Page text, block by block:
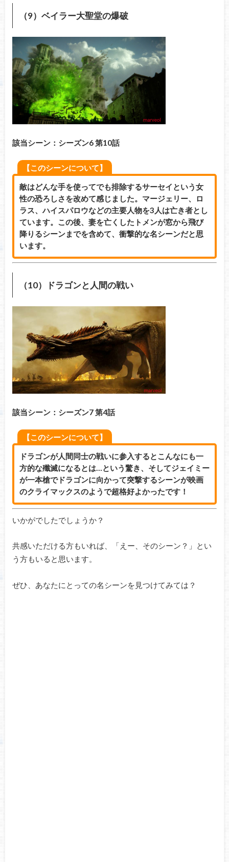
（9）ベイラー大聖堂の爆破
該当シーン：シーズン6 第10話
【このシーンについて】
敵はどんな手を使ってでも排除するサーセイという女
性の恐ろしさを改めて感じました。マージェリー、ロ
ラス、ハイスパロウなどの主要人物を3人は亡き者とし
ています。この後、妻を亡くしたトメンが窓から飛び
降りるシーンまでを含めて、衝撃的な名シーンだと思
います。
（10）ドラゴンと人間の戦い
該当シーン：シーズン7 第4話
【このシーンについて】
ドラゴンが人間同士の戦いに参入するとこんなにも一
方的な殲滅になるとは…という驚き、そしてジェイミー
が一本槍でドラゴンに向かって突撃するシーンが映画
のクライマックスのようで超格好よかったです！
いかがでしたでしょうか？
共感いただける方もいれば、「えー、そのシーン？」とい
う方もいると思います。
ぜひ、あなたにとっての名シーンを見つけてみては？